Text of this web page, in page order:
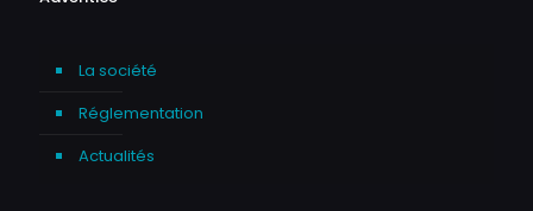
La société
Réglementation
Actualités